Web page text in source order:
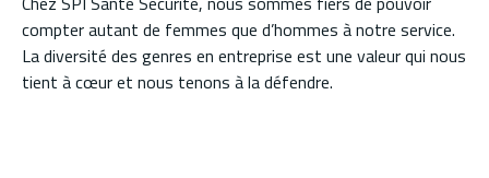
compter autant de femmes que d’hommes à notre service.
La diversité des genres en entreprise est une valeur qui nous
tient à cœur et nous tenons à la défendre.